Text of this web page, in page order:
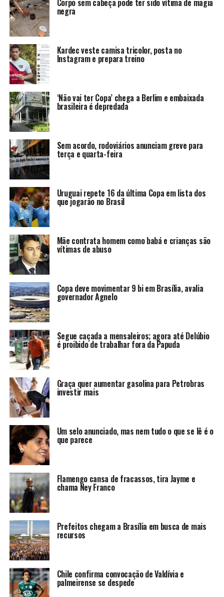
Corpo sem cabeça pode ter sido vítima de magia
negra
Kardec veste camisa tricolor, posta no
Instagram e prepara treino
‘Não vai ter Copa’ chega a Berlim e embaixada
brasileira é depredada
Sem acordo, rodoviários anunciam greve para
terça e quarta-feira
Uruguai repete 16 da última Copa em lista dos
que jogarão no Brasil
Mãe contrata homem como babá e crianças são
vítimas de abuso
Copa deve movimentar 9 bi em Brasília, avalia
governador Agnelo
Segue caçada a mensaleiros; agora até Delúbio
é proibido de trabalhar fora da Papuda
Graça quer aumentar gasolina para Petrobras
investir mais
Um selo anunciado, mas nem tudo o que se lê é o
que parece
Flamengo cansa de fracassos, tira Jayme e
chama Ney Franco
Prefeitos chegam a Brasília em busca de mais
recursos
Chile confirma convocação de Valdívia e
palmeirense se despede